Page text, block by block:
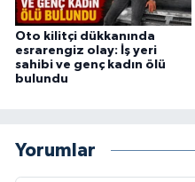
Oto kilitçi dükkanında
esrarengiz olay: İş yeri
sahibi ve genç kadın ölü
bulundu
Yorumlar